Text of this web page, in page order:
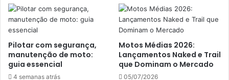
https://www.facebook.com/pg/motoamigosgaragem
Pilotar com segurança,
manutenção de moto:
guia essencial
4 semanas atrás
Motos Médias 2026:
Lançamentos Naked e Trail
que Dominam o Mercado
05/07/2026